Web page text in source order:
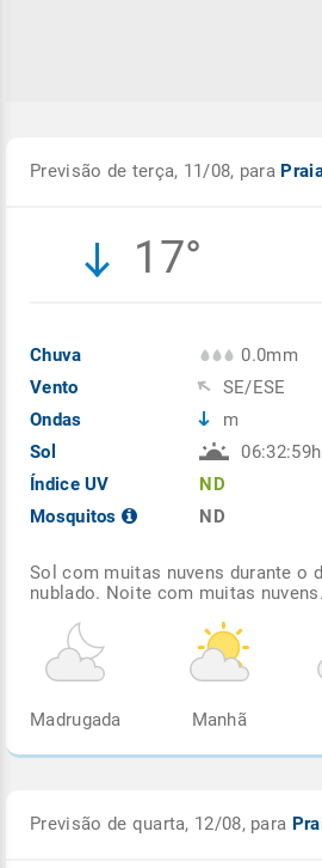
Previsão de terça, 11/08, para
17°
Chuva
Vento
Ondas
Sol
Índice UV
Mosquitos
0.0mm
SE/ESE
m
06:32:59h
ND
ND
Sol com muitas nuvens durante o
nublado. Noite com muitas nuvens.
Madrugada Manhã
Previsão de quarta, 12/08, para